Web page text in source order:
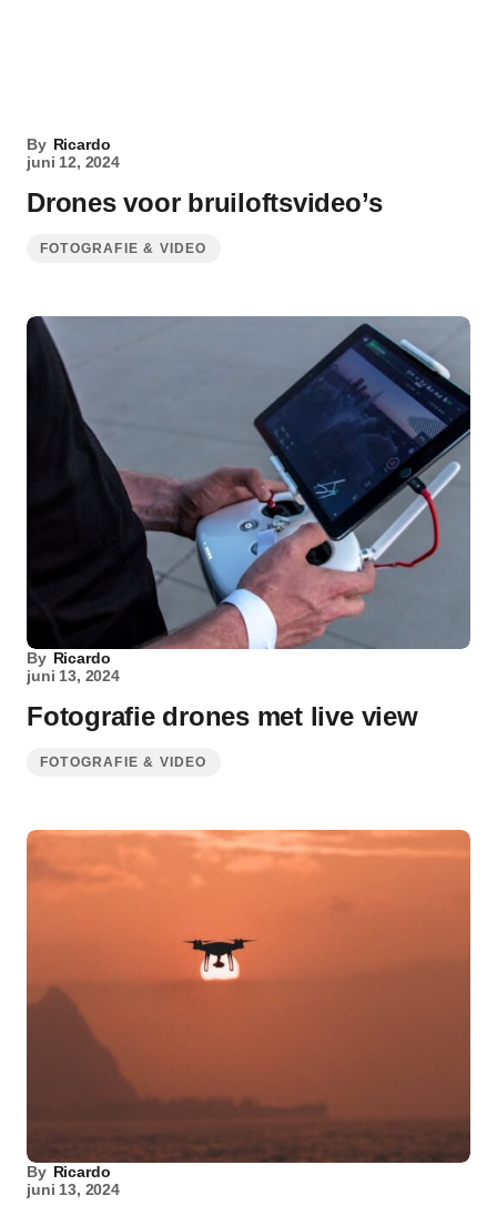
By Ricardo
juni 12, 2024
Drones voor bruiloftsvideo’s
FOTOGRAFIE & VIDEO
By Ricardo
juni 13, 2024
Fotografie drones met live view
FOTOGRAFIE & VIDEO
By Ricardo
juni 13, 2024